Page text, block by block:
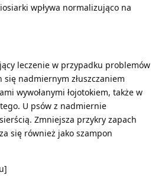
wpływa normalizująco na
leczenie w przypadku problemów
nadmiernym złuszczaniem
wywołanymi łojotokiem, także w
U psów z nadmiernie
Zmniejsza przykry zapach
się również jako szampon